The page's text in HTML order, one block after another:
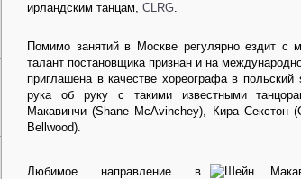
ирландским танцам, CLRG.
Помимо занятий в Москве регулярно ездит с
талант постановщика признан и на
приглашена в качестве хореографа в польский
рука об руку с такими известными
Макавинчи (Shane McAvinchey), Кира Секстон
Bellwood).
Любимое направление в